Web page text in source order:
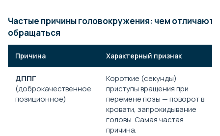
Частые причины головокружения: чем
обращаться
Причина Характерный признак
ДППГ
(доброкачественное
позиционное)
Короткие (секунды)
приступы вращения при
перемене позы — поворот в
кровати, запрокидывание
головы. Самая частая
причина.